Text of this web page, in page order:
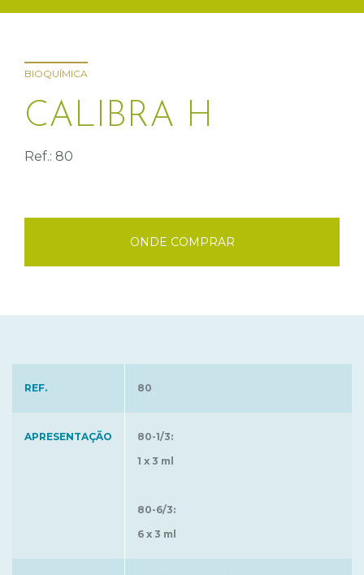
BIOQUÍMICA
CALIBRA H
Ref.: 80
ONDE COMPRAR
REF. 80
APRESENTAÇÃO
80-1/3:
1 x 3 ml
80-6/3:
6 x 3 ml